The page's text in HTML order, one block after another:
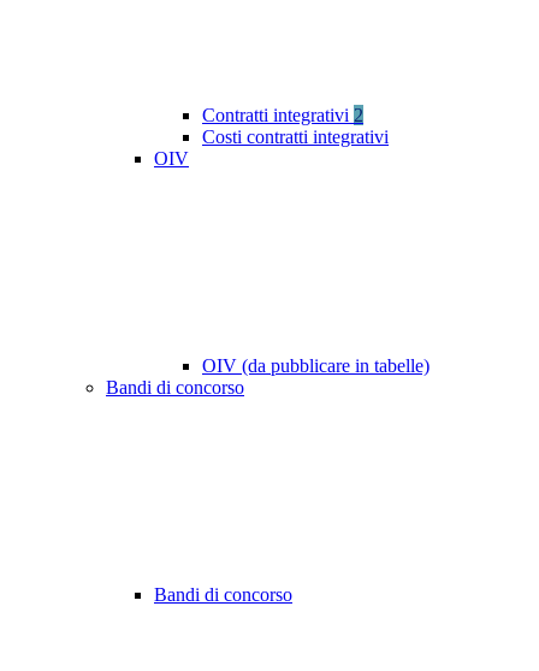
Contratti integrativi 2
Costi contratti integrativi
OIV
OIV (da pubblicare in tabelle)
Bandi di concorso
Bandi di concorso